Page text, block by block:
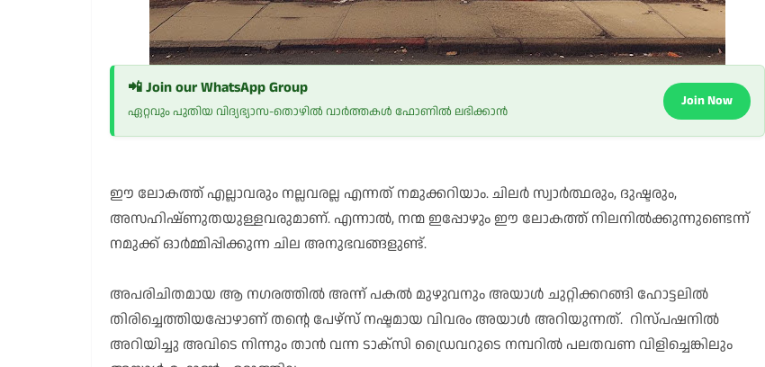
📲 Join our WhatsApp Group
ഏറ്റവും പുതിയ വിദ്യഭ്യാസ-തൊഴിൽ വാർത്തകൾ ഫോണിൽ ലഭിക്കാൻ
Join Now
ഈ ലോകത്ത് എല്ലാവരും നല്ലവരല്ല എന്നത് നമുക്കറിയാം. ചിലർ സ്വാർത്ഥരും, ദുഷ്ടരും,
അസഹിഷ്ണുതയുള്ളവരുമാണ്. എന്നാൽ, നന്മ ഇപ്പോഴും ഈ ലോകത്ത് നിലനിൽക്കുന്നുണ്ടെന്ന്
നമുക്ക് ഓർമ്മിപ്പിക്കുന്ന ചില അനുഭവങ്ങളുണ്ട്.
അപരിചിതമായ ആ നഗരത്തിൽ അന്ന് പകൽ മുഴുവനും അയാൾ ചുറ്റിക്കറങ്ങി ഹോട്ടലിൽ
തിരിച്ചെത്തിയപ്പോഴാണ് തന്റെ പേഴ്സ് നഷ്ടമായ വിവരം അയാൾ അറിയുന്നത്. റിസ്പഷനിൽ
അറിയിച്ചു അവിടെ നിന്നും താൻ വന്ന ടാക്സി ഡ്രൈവറുടെ നമ്പറിൽ പലതവണ വിളിച്ചെങ്കിലും